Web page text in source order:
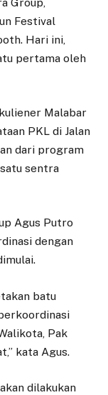
Festival
Hari ini,
pertama oleh
Malabar
PKL di Jalan
dari program
sentra
Agus Putro
dengan
batu
Pak
kata Agus.
dilakukan